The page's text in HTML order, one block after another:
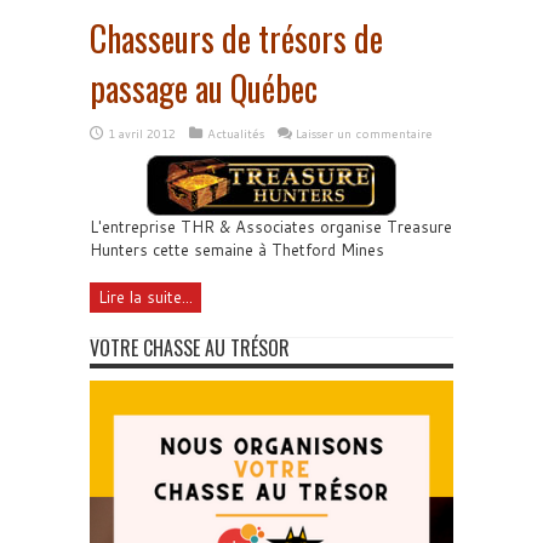
Chasseurs de trésors de
passage au Québec
1 avril 2012 Actualités Laisser un commentaire
L'entreprise THR & Associates organise Treasure
Hunters cette semaine à Thetford Mines
Lire la suite...
VOTRE CHASSE AU TRÉSOR